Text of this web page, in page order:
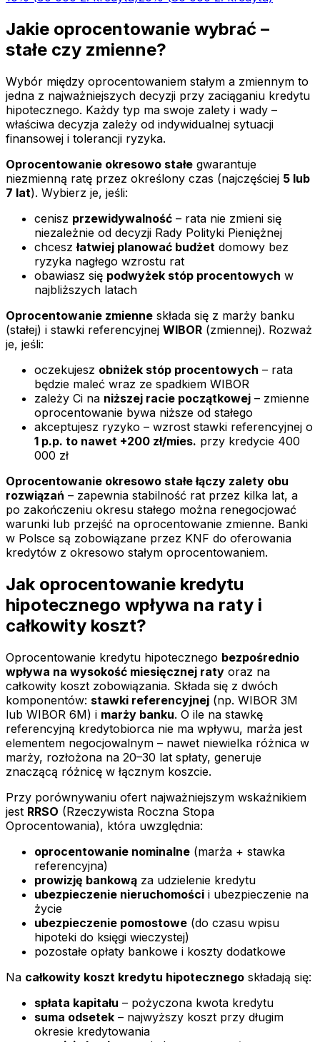
Jakie oprocentowanie wybrać –
stałe czy zmienne?
Wybór między oprocentowaniem stałym a zmiennym to
jedna z najważniejszych decyzji przy zaciąganiu kredytu
hipotecznego. Każdy typ ma swoje zalety i wady –
właściwa decyzja zależy od indywidualnej sytuacji
finansowej i tolerancji ryzyka.
Oprocentowanie okresowo stałe gwarantuje
niezmienną ratę przez określony czas (najczęściej 5 lub
7 lat). Wybierz je, jeśli:
cenisz przewidywalność – rata nie zmieni się
niezależnie od decyzji Rady Polityki Pieniężnej
chceszłatwiej planować budżet domowy bez
ryzyka nagłego wzrostu rat
obawiasz się podwyżek stóp procentowych w
najbliższych latach
Oprocentowanie zmienne składa się z marży banku
(stałej) i stawki referencyjnej WIBOR (zmiennej). Rozważ
je, jeśli:
oczekujesz obniżek stóp procentowych – rata
będzie maleć wraz ze spadkiem WIBOR
zależy Ci na niższej racie początkowej – zmienne
oprocentowanie bywa niższe od stałego
akceptujesz ryzyko – wzrost stawki referencyjnej o
1 p.p. to nawet +200 zł/mies. przy kredycie 400
000 zł
Oprocentowanie okresowo stałe łączy zalety obu
rozwiązań – zapewnia stabilność rat przez kilka lat, a
po zakończeniu okresu stałego można renegocjować
warunki lub przejść na oprocentowanie zmienne. Banki
w Polsce są zobowiązane przez KNF do oferowania
kredytów z okresowo stałym oprocentowaniem.
Jak oprocentowanie kredytu
hipotecznego wpływa na raty i
całkowity koszt?
Oprocentowanie kredytu hipotecznego bezpośrednio
wpływa na wysokość miesięcznej raty oraz na
całkowity koszt zobowiązania. Składa się z dwóch
komponentów: stawki referencyjnej (np. WIBOR 3M
lub WIBOR 6M) i marży banku. O ile na stawkę
referencyjną kredytobiorca nie ma wpływu, marża jest
elementem negocjowalnym – nawet niewielka różnica w
marży, rozłożona na 20–30 lat spłaty, generuje
znaczącą różnicę w łącznym koszcie.
Przy porównywaniu ofert najważniejszym wskaźnikiem
jest RRSO (Rzeczywista Roczna Stopa
Oprocentowania), która uwzględnia:
oprocentowanie nominalne (marża + stawka
referencyjna)
prowizję bankową za udzielenie kredytu
ubezpieczenie nieruchomości i ubezpieczenie na
życie
ubezpieczenie pomostowe (do czasu wpisu
hipoteki do księgi wieczystej)
pozostałe opłaty bankowe i koszty dodatkowe
Na całkowity koszt kredytu hipotecznego składają się:
spłata kapitału – pożyczona kwota kredytu
suma odsetek – najwyższy koszt przy długim
okresie kredytowania